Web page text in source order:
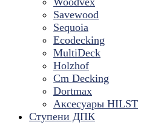
Savewood
Sequoia
Ecodecking
MultiDeck
Holzhof
Cm Decking
Dortmax
Аксесуары HILST
Ступени ДПК